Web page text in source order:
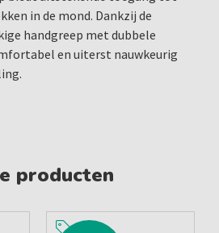
in de mond. Dankzij de
handgreep met dubbele
en uiterst nauwkeurig
producten